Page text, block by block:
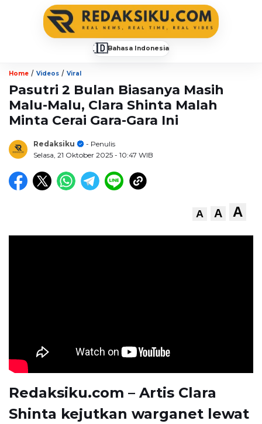
🇮🇩Bahasa Indonesia
Home / Videos / Viral
Pasutri 2 Bulan Biasanya Masih
Malu-Malu, Clara Shinta Malah
Minta Cerai Gara-Gara Ini
Redaksiku
- Penulis
Selasa, 21 Oktober 2025 - 10:47 WIB
A A A
Redaksiku.com – Artis Clara
Shinta kejutkan warganet lewat